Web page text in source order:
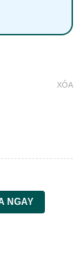
XÓA
NGAY